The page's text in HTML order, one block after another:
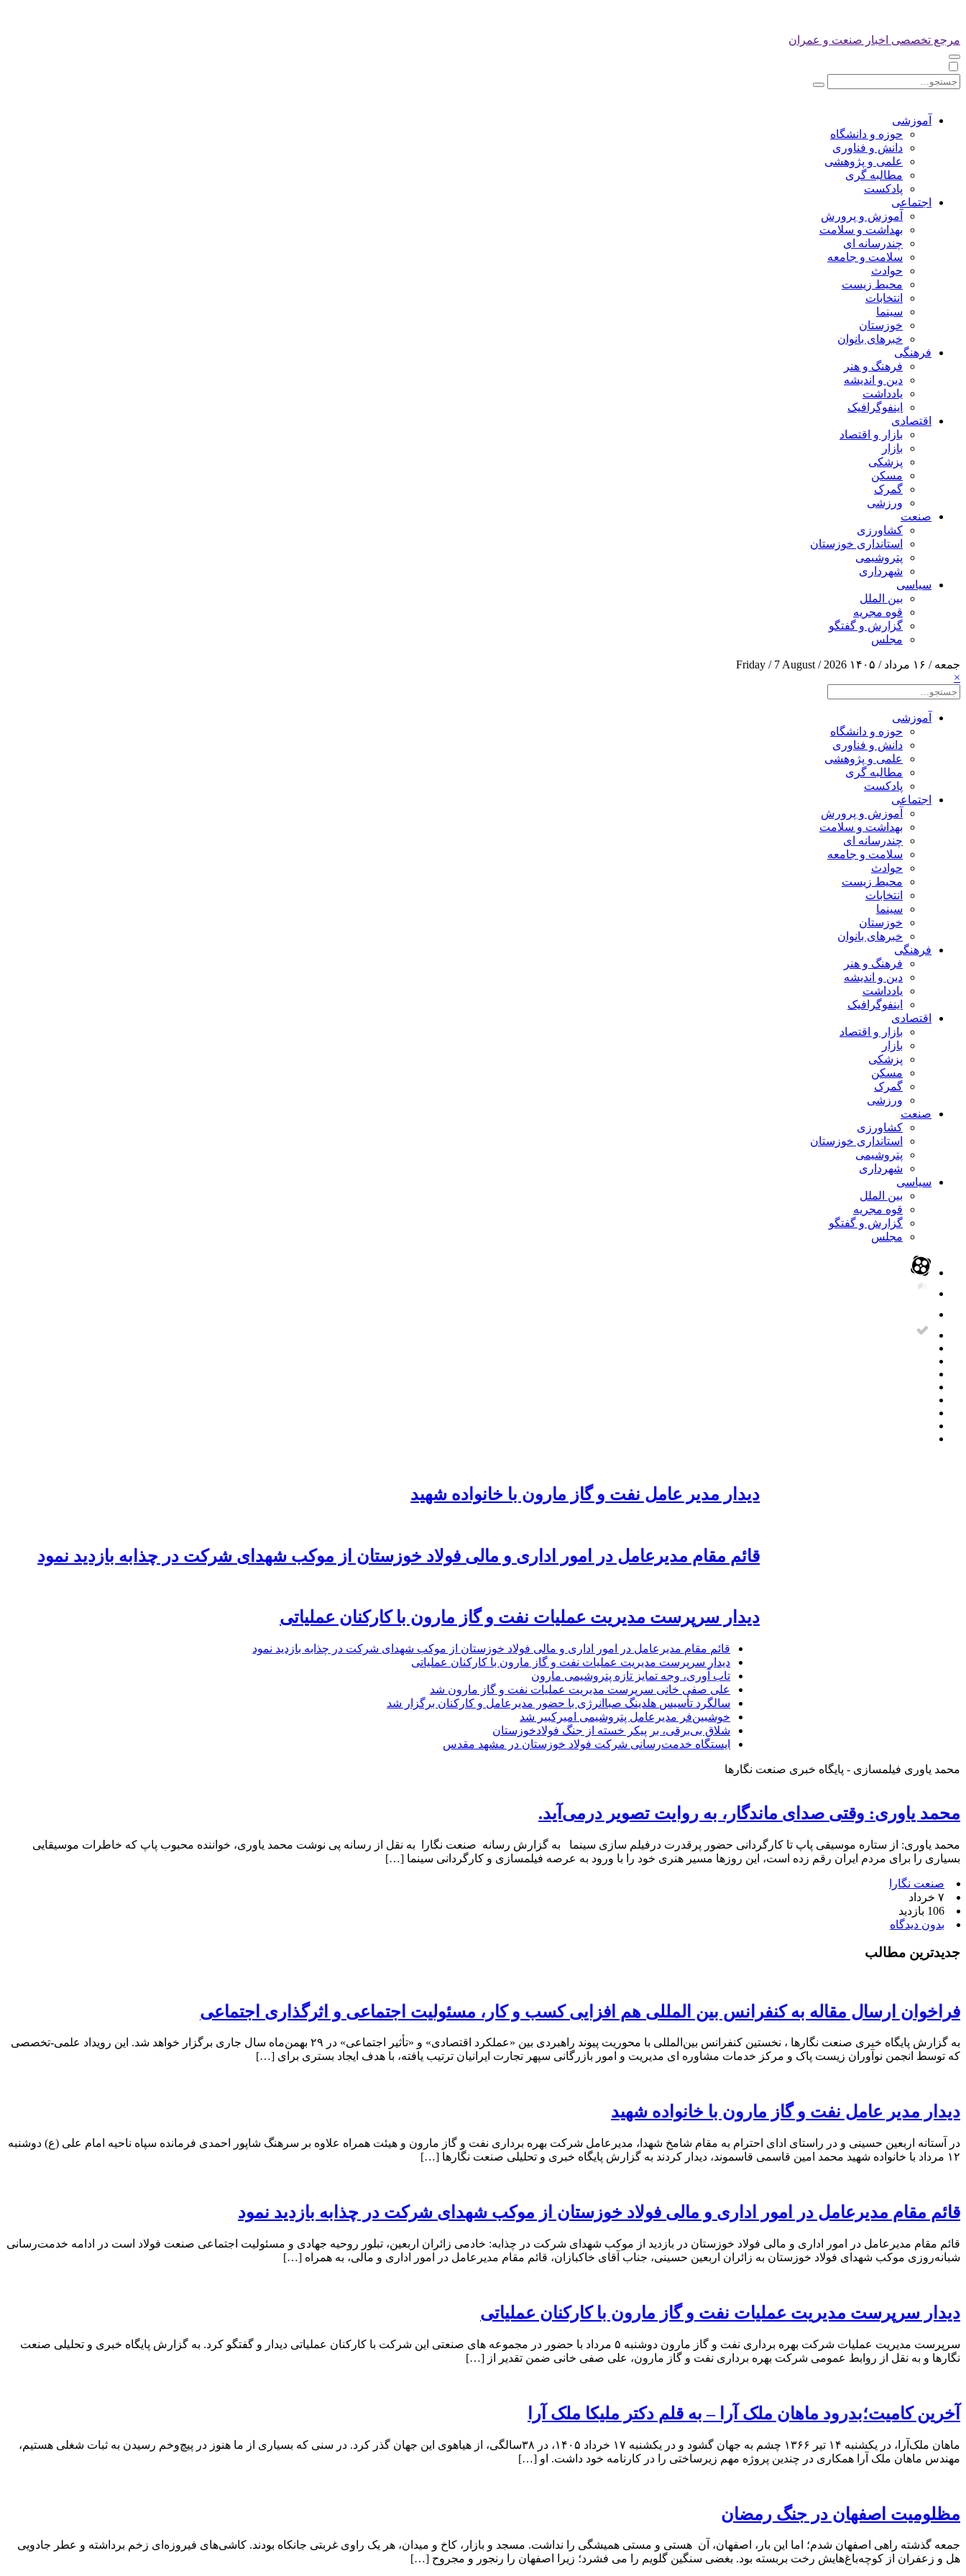
مرجع تخصصی اخبار صنعت و عمران
آموزشی
حوزه و دانشگاه
دانش و فناوری
علمی و پژوهشی
مطالبه گری
پادکست
اجتماعی
آموزش و پرورش
بهداشت و سلامت
چندرسانه ای
سلامت و جامعه
حوادث
محیط زیست
انتخابات
سینما
خوزستان
خبرهای بانوان
فرهنگی
فرهنگ و هنر
دین و اندیشه
یادداشت
اینفوگرافیک
اقتصادی
بازار و اقتصاد
بازار
پزشکی
مسکن
گمرک
ورزشی
صنعت
کشاورزی
استانداری خوزستان
پتروشیمی
شهرداری
سیاسی
بین الملل
قوه مجریه
گزارش و گفتگو
مجلس
جمعه / ۱۶ مرداد / ۱۴۰۵
Friday / 7 August / 2026
×
آموزشی
حوزه و دانشگاه
دانش و فناوری
علمی و پژوهشی
مطالبه گری
پادکست
اجتماعی
آموزش و پرورش
بهداشت و سلامت
چندرسانه ای
سلامت و جامعه
حوادث
محیط زیست
انتخابات
سینما
خوزستان
خبرهای بانوان
فرهنگی
فرهنگ و هنر
دین و اندیشه
یادداشت
اینفوگرافیک
اقتصادی
بازار و اقتصاد
بازار
پزشکی
مسکن
گمرک
ورزشی
صنعت
کشاورزی
استانداری خوزستان
پتروشیمی
شهرداری
سیاسی
بین الملل
قوه مجریه
گزارش و گفتگو
مجلس
دیدار مدیر عامل نفت و گاز مارون با خانواده شهید
قائم مقام مدیرعامل در امور اداری و مالی فولاد خوزستان از موکب شهدای شرکت در چذابه بازدید نمود
دیدار سرپرست مدیریت عملیات نفت و گاز مارون با کارکنان عملیاتی
قائم مقام مدیرعامل در امور اداری و مالی فولاد خوزستان از موکب شهدای شرکت در چذابه بازدید نمود
دیدار سرپرست مدیریت عملیات نفت و گاز مارون با کارکنان عملیاتی
تاب آوری، وجه تمایز تازه پتروشیمی مارون
علی صفی خانی سرپرست مدیریت عملیات نفت و گاز مارون شد
سالگرد تأسیس هلدینگ صباانرژی با حضور مدیرعامل و کارکنان برگزار شد
خوشبین‌فر مدیرعامل پتروشیمی امیرکبیر شد
شلاق‌ بی‌برقی، بر پیکر خسته‌ از جنگ فولادخوزستان
ایستگاه خدمت‌رسانی شرکت فولاد خوزستان در مشهد مقدس
محمد یاوری فیلمسازی - پایگاه خبری صنعت نگارها
محمد یاوری: وقتی صدای ماندگار، به روایت تصویر درمی‌آید.
محمد یاوری: از ستاره موسیقی پاپ تا کارگردانی حضور پرقدرت درفیلم سازی سینما به گزارش رسانه صنعت نگارا به نقل از رسانه پی نوشت محمد یاوری، خواننده محبوب پاپ که خاطرات موسیقایی
بسیاری را برای مردم ایران رقم زده است، این روزها مسیر هنری خود را با ورود به عرصه فیلمسازی و کارگردانی سینما […]
صنعت نگارا
۷ خرداد
106 بازدید
بدون دیدگاه
جدیدترین مطالب
فراخوان ارسال مقاله به کنفرانس بین المللی هم افزایی کسب و کار، مسئولیت اجتماعی و اثرگذاری اجتماعی
به گزارش پایگاه خبری صنعت نگارها ، نخستین کنفرانس بین‌المللی با محوریت پیوند راهبردی بین «عملکرد اقتصادی» و «تأثیر اجتماعی» در ۲۹ بهمن‌ماه سال جاری برگزار خواهد شد. این رویداد علمی-تخصصی
که توسط انجمن نوآوران زیست پاک و مرکز خدمات مشاوره ای مدیریت و امور بازرگانی سپهر تجارت ایرانیان ترتیب یافته، با هدف ایجاد بستری برای […]
دیدار مدیر عامل نفت و گاز مارون با خانواده شهید
در آستانه اربعین حسینی و در راستای ادای احترام به مقام شامخ شهدا، مدیرعامل شرکت بهره برداری نفت و گاز مارون و هیئت همراه علاوه بر سرهنگ شاپور احمدی فرمانده سپاه ناحیه امام علی (ع) دوشنبه
۱۲ مرداد با خانواده شهید محمد امین قاسمی قاسموند، دیدار کردند به گزارش پایگاه خبری و تحلیلی صنعت نگارها […]
قائم مقام مدیرعامل در امور اداری و مالی فولاد خوزستان از موکب شهدای شرکت در چذابه بازدید نمود
قائم مقام مدیرعامل در امور اداری و مالی فولاد خوزستان در بازدید از موکب شهدای شرکت در چذابه: خادمی زائران اربعین، تبلور روحیه جهادی و مسئولیت اجتماعی صنعت فولاد است در ادامه خدمت‌رسانی
شبانه‌روزی موکب شهدای فولاد خوزستان به زائران اربعین حسینی، جناب آقای خاکبازان، قائم مقام مدیرعامل در امور اداری و مالی، به همراه […]
دیدار سرپرست مدیریت عملیات نفت و گاز مارون با کارکنان عملیاتی
سرپرست مدیریت عملیات شرکت بهره برداری نفت و گاز مارون دوشنبه ۵ مرداد با حضور در مجموعه های صنعتی این شرکت با کارکنان عملیاتی دیدار و گفتگو کرد. به گزارش پایگاه خبری و تحلیلی صنعت
نگارها و به نقل از روابط عمومی شرکت بهره برداری نفت و گاز مارون، علی صفی خانی ضمن تقدیر از […]
آخرین کامیت؛بدرود ماهان ملک آرا – به قلم دکتر ملیکا ملک آرا
ماهان ملک‌آرا، در یکشنبه ۱۴ تیر ۱۳۶۶ چشم به جهان گشود و در یکشنبه ۱۷ خرداد ۱۴۰۵، در ۳۸سالگی، از هیاهوی این جهان گذر کرد. در سنی که بسیاری از ما هنوز در پیچ‌وخم رسیدن به ثبات شغلی هستیم،
مهندس ماهان ملک آرا همکاری در چندین پروژه مهم زیرساختی را در کارنامه خود داشت. او […]
مظلومیت اصفهان در جنگ رمضان
جمعه گذشته راهی اصفهان شدم؛ اما این بار، اصفهان، آن هستی و مستی همیشگی را نداشت. مسجد و بازار، کاخ و میدان، هر یک راوی غربتی جانکاه بودند. کاشی‌های فیروزه‌ای زخم برداشته و عطر جادویی
هل و زعفران از کوچه‌باغ‌هایش رخت بربسته بود. بغضی سنگین گلویم را می فشرد؛ زیرا اصفهان را رنجور و مجروح […]